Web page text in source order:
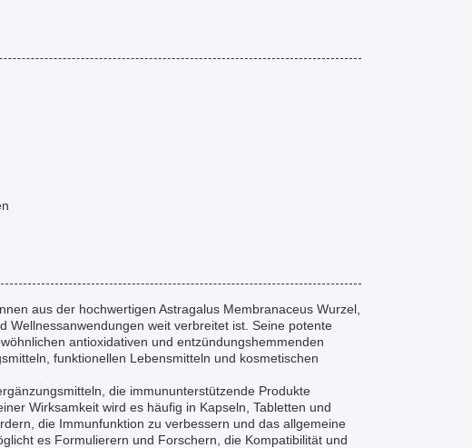
aus der hochwertigen Astragalus Membranaceus Wurzel,
Wellnessanwendungen weit verbreitet ist. Seine potente
antioxidativen und entzündungshemmenden
funktionellen Lebensmitteln und kosmetischen
die immununterstützende Produkte
Wirksamkeit wird es häufig in Kapseln, Tabletten und
die Immunfunktion zu verbessern und das allgemeine
es Formulierern und Forschern, die Kompatibilität und